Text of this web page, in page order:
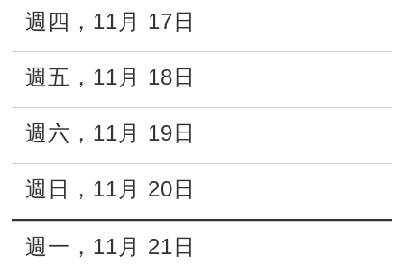
週四 ， 11月 17日
週五 ， 11月 18日
週六 ， 11月 19日
週日 ， 11月 20日
週一 ， 11月 21日